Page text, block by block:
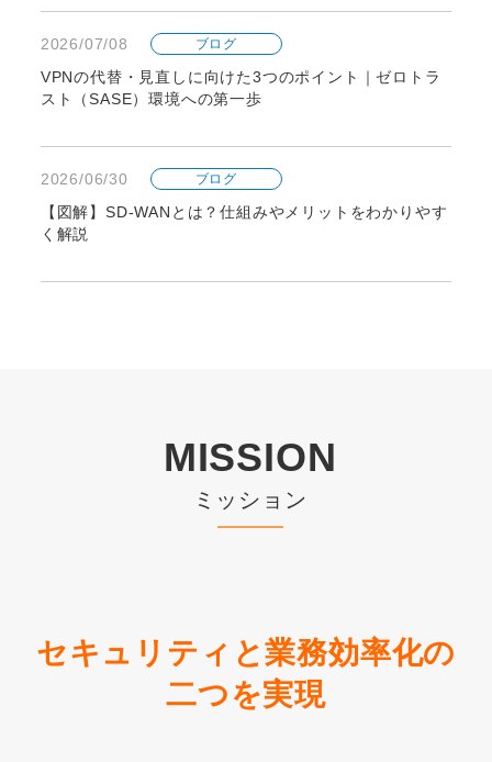
2026/07/08 ブログ
VPNの代替・見直しに向けた3つのポイント｜ゼロトラ
スト（SASE）環境への第一歩
2026/06/30 ブログ
【図解】SD-WANとは？仕組みやメリットをわかりやす
く解説
MISSION
ミッション
セキュリティと業務効率化の
二つを実現